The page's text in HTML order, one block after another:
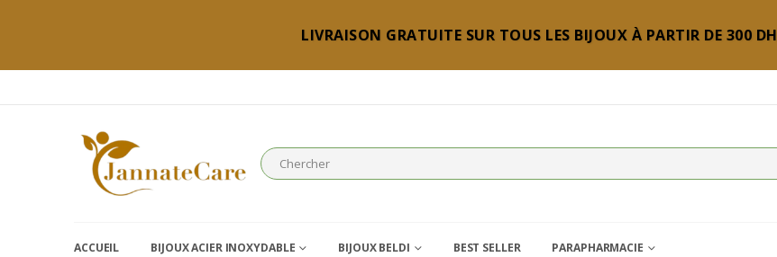
LIVRAISON GRATUITE SUR TOUS LES BIJOUX À PARTIR DE 300 DH
ACCUEIL BIJOUX ACIER INOXYDABLE BIJOUX BELDI BEST SELLER PARAPHARMACIE